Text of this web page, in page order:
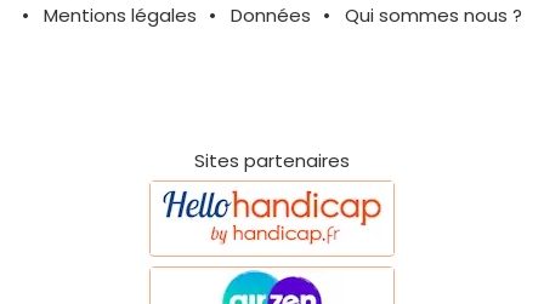
Mentions légales
Données Qui sommes nous ?
Sites partenaires